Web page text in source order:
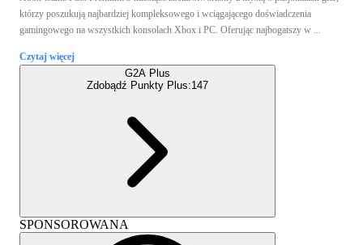
którzy poszukują najbardziej kompleksowego i wciągającego doświadczenia
gamingowego na wszystkich konsolach Xbox i PC. Oferując najbogatszy w ...
Czytaj więcej
G2A Plus
Zdobądź Punkty Plus:147
SPONSOROWANA